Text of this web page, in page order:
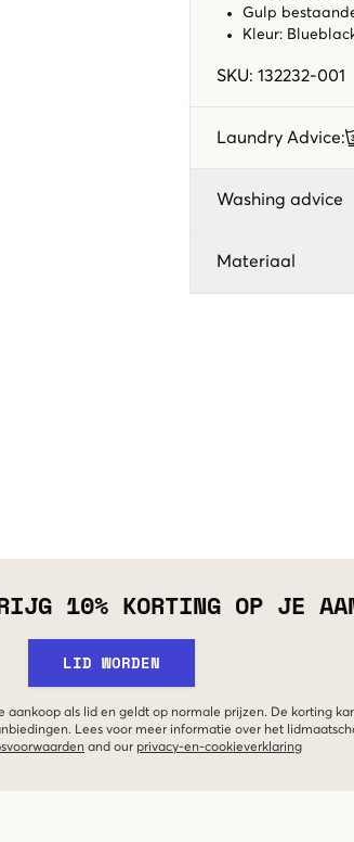
Gulp
Kleur:
SKU: 132232-001
Laundry Advice:
Washing advice
Materiaal
10% KORTING OP JE
LID WORDEN
aankoop als lid en geldt op normale prijzen. De korting
Lees voor meer informatie over het
and our privacy-en-cookieverklaring